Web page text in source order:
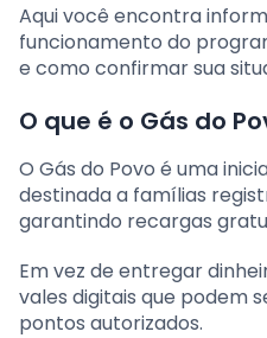
Aqui você encontra
funcionamento do
e como confirmar sua
O que é o Gás do
O Gás do Povo é uma
destinada a famílias
garantindo recargas
Em vez de entregar
vales digitais que podem
pontos autorizados.